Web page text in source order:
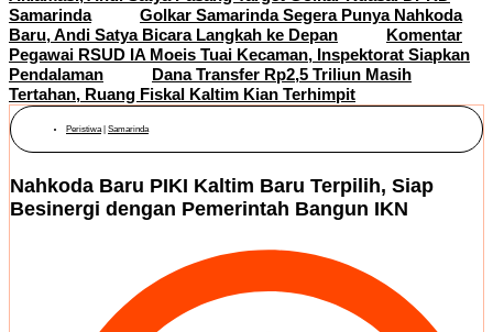
Samarinda
Golkar Samarinda Segera Punya Nahkoda
Baru, Andi Satya Bicara Langkah ke Depan
Komentar
Pegawai RSUD IA Moeis Tuai Kecaman, Inspektorat Siapkan
Pendalaman
Dana Transfer Rp2,5 Triliun Masih
Tertahan, Ruang Fiskal Kaltim Kian Terhimpit
Peristiwa Samarinda
Nahkoda Baru PIKI Kaltim Baru Terpilih, Siap
Besinergi dengan Pemerintah Bangun IKN